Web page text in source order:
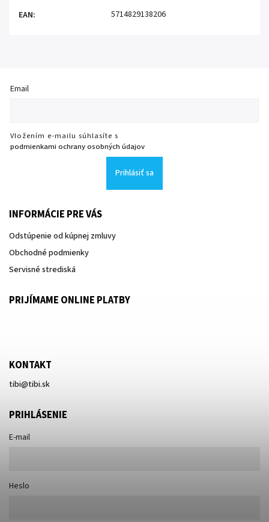
EAN: 5714829138206
Email
Vložením e-mailu súhlasíte s
podmienkami ochrany osobných údajov
Prihlásiť sa
INFORMÁCIE PRE VÁS
Odstúpenie od kúpnej zmluvy
Obchodné podmienky
Servisné strediská
PRIJÍMAME ONLINE PLATBY
KONTAKT
tibi@tibi.sk
PRIHLÁSENIE
E-mail
Heslo